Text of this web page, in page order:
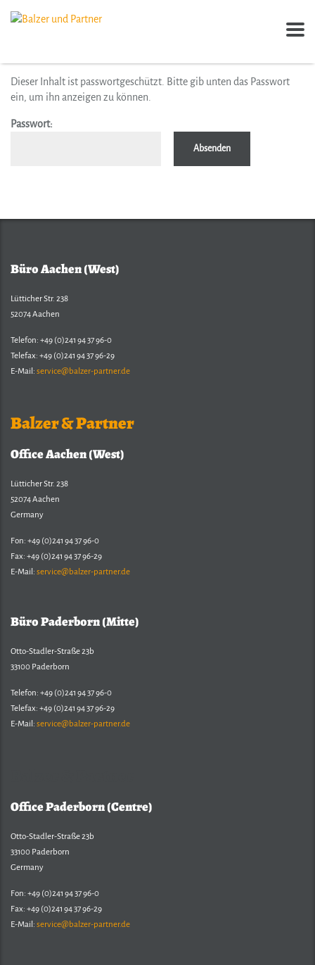
Dieser Inhalt ist passwortgeschützt. Bitte gib unten das Passwort
ein, um ihn anzeigen zu können.
Passwort:
Büro Aachen (West)
Lütticher Str. 238
52074 Aachen
Telefon: +49 (0)241 94 37 96-0
Telefax: +49 (0)241 94 37 96-29
E-Mail: service@balzer-partner.de
Balzer & Partner
Office Aachen (West)
Lütticher Str. 238
52074 Aachen
Germany
Fon: +49 (0)241 94 37 96-0
Fax: +49 (0)241 94 37 96-29
E-Mail: service@balzer-partner.de
Büro Paderborn (Mitte)
Otto-Stadler-Straße 23b
33100 Paderborn
Telefon: +49 (0)241 94 37 96-0
Telefax: +49 (0)241 94 37 96-29
E-Mail: service@balzer-partner.de
Office Paderborn (Centre)
Otto-Stadler-Straße 23b
33100 Paderborn
Germany
Fon: +49 (0)241 94 37 96-0
Fax: +49 (0)241 94 37 96-29
E-Mail: service@balzer-partner.de